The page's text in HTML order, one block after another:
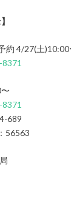
約 4/27(土)10:00
689
56563